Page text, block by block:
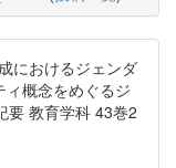
におけるジェンダ
概念をめぐるジ
要 教育学科 43巻2